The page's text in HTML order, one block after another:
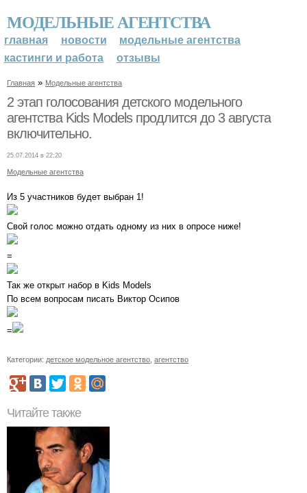
МОДЕЛЬНЫЕ АГЕНТСТВА
главная новости
модельные агентства
кастинги и работа
отзывы
Главная » Модельные агентства
2 этап голосования детского модельного
агентства Kids Models продлится до 3 августа
включительно.
25.07.2014 в 22:20
Модельные агентства
Из 5 участников будет выбран 1!
Свой голос можно отдать одному из них в опросе ниже!
=
Так же открыт набор в Kids Models
По всем вопросам писать Виктор Осипов
=
Категории: детское модельное агентство агентство
Читайте также